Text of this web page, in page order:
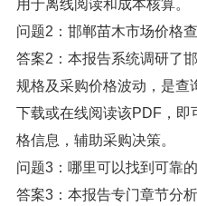
用于离线阅读和成本核算。
问题2：邯郸苗木市场价格
答案2：本报告系统调研了
规格及采购价格波动，是查
下载或在线阅读该PDF，即
格信息，辅助采购决策。
问题3：哪里可以找到可靠
答案3：本报告专门章节分